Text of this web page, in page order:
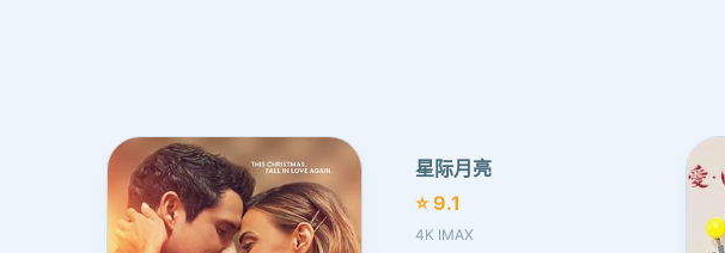
星际月亮
⭐ 9.1
4K IMAX